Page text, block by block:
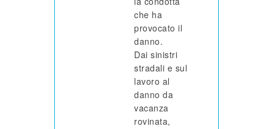
che ha
provocato il
danno.
Dai sinistri
stradali e sul
lavoro al
danno da
vacanza
rovinata,